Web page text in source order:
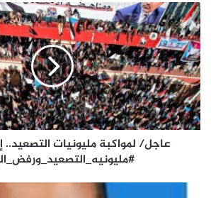
عاجل/
لمواكبة
مليونيات
التصعيد..
إطلاق
هاشتاج
#مليونيه_التصعيد_ورفض_الوصايه
عاجل/ لمواكبة مليونيات